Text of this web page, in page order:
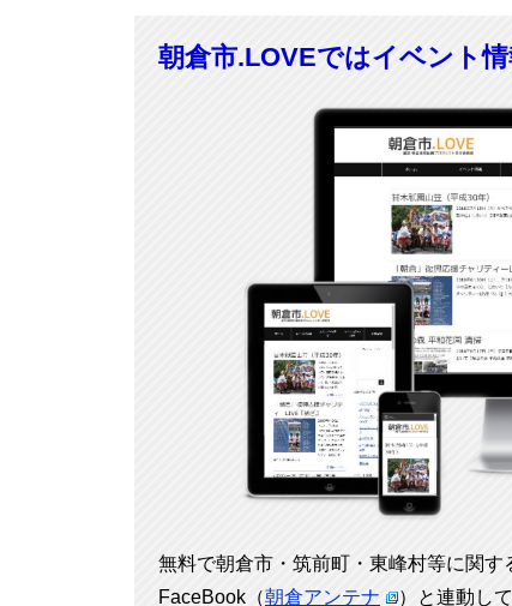
朝倉市.LOVEではイベント
無料で朝倉市・筑前町・東峰村等に関
FaceBook（朝倉アンテナ ）と連動し